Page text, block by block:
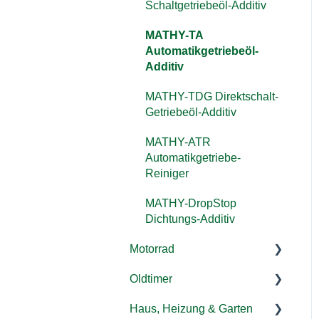
Viskositätsstabilisator
Motoröl
Systemreiniger AGR-
Ventil/
Abgasrückführungssystem
MATHY-DPF
Dieselpartikelfilter-
MATHY-FD Diesel-Pflege-
Kraftstoffadditiv
MATHY-ABR Zusatz
geeignet für AdBlue®
MATHY-DBS
Schaltgetriebeöl-Additiv
MATHY-TA
Automatikgetriebeöl-
Additiv
MATHY-TDG Direktschalt-
Getriebeöl-Additiv
MATHY-ATR
Automatikgetriebe-
Reiniger
MATHY-DropStop
Dichtungs-Additiv
Motorrad
Motor
Kraftstoffsystem
Oldtimer
Motor
Haus, Heizung & Garten